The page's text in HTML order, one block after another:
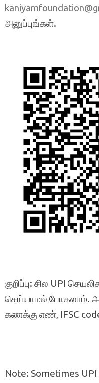
அனுப்புங்கள்.
குறிப்பு: சில UPI
செய்யாமல் போகலாம்.
கணக்கு எண், IFSC
Note: Sometimes